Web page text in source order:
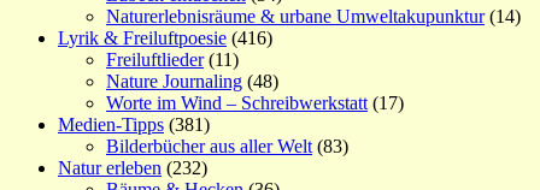
Naturerlebnisräume & urbane Umweltakupunktur(14)
Lyrik & Freiluftpoesie (416)
Freiluftlieder(11)
Nature Journaling (48)
Worte im Wind – Schreibwerkstatt (17)
Medien-Tipps (381)
Bilderbücher aus aller Welt (83)
Natur erleben (232)